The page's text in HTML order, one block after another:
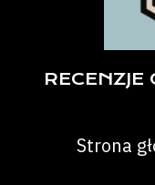
Strona